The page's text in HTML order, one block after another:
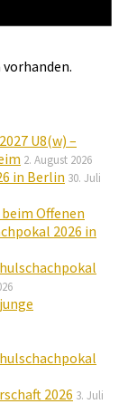
U8(w) –
2. August 2026
in Berlin 30. Juli
Offenen
2026 in
2026 3. Juli